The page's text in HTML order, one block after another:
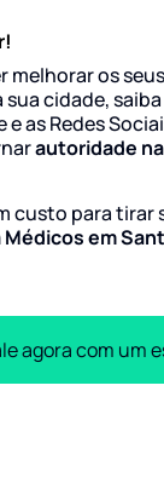
melhorar os
sua cidade,
as Redes
autoridade
custo para tirar
em
agora com um